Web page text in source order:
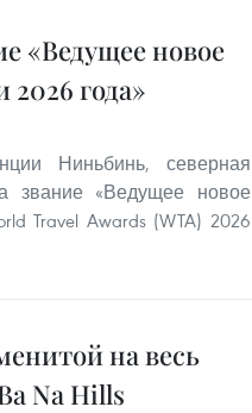
«Ведущее новое
года»
Ниньбинь, северная
звание «Ведущее новое
Travel Awards (WTA) 2026
на весь
Na Hills